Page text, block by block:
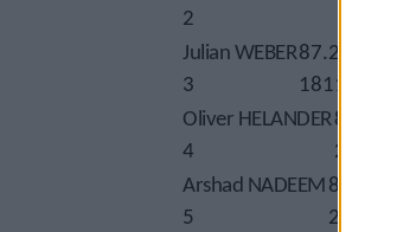
2
Julian WEBER87.28
3
1811
Oliver HELANDER82.41
4
2208
Arshad NADEEM81.71 SB
5
2138